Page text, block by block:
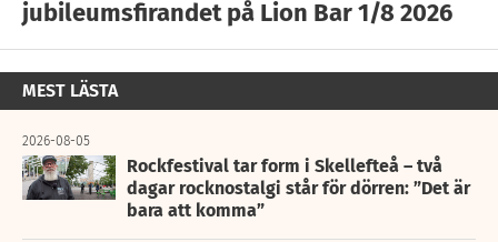
jubileumsfirandet på Lion Bar 1/8 2026
MEST LÄSTA
2026-08-05
Rockfestival tar form i Skellefteå – två
dagar rocknostalgi står för dörren: ”Det är
bara att komma”